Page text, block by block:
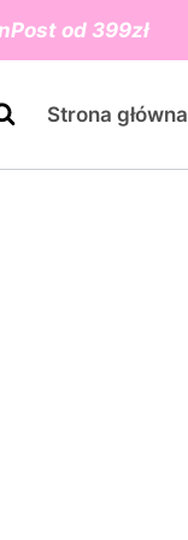
od 399zł
Strona główna